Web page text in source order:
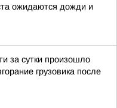
ожидаются дожди и
за сутки произошло
грузовика после